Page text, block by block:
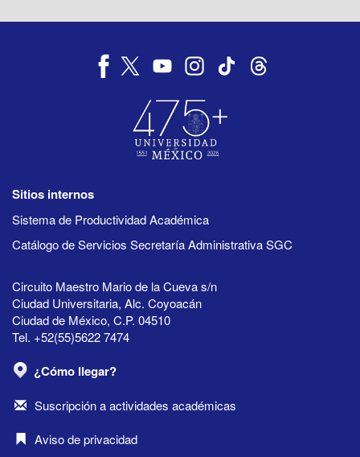
Sitios internos
Sistema de Productividad Académica
Catálogo de Servicios Secretaría Administrativa SGC
Circuito Maestro Mario de la Cueva s/n
Ciudad Universitaria, Alc. Coyoacán
Ciudad de México, C.P. 04510
Tel. +52(55)5622 7474
¿Cómo llegar?
Suscripción a actividades académicas
Aviso de privacidad